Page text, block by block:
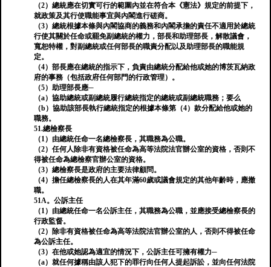
（2）總統應在切實可行的範圍內並在符合本《憲法》規定的前提下，
就政策及其行使職能事宜與內閣進行磋商。
（3）總統根據本條與內閣協商的義務和內閣承擔的責任不適用於總統
行使其關於任命或罷免副總統的權力，部長和助理部長，解散議會，
寬恕特權，對副總統或任何部長的職責分配以及助理部長的職能規
定。
（4）部長應在總統的指示下，負責由總統分配給他或她的博茨瓦納政
府的事務（包括政府任何部門的行政管理）。
（5）助理部長應─
（a）協助總統或副總統履行總統指定的總統或副總統職務；要么
（b）協助該部長執行總統指定的根據本條第（4）款分配給他或她的
職務。
51.總檢察長
（1）由總統任命一名總檢察長，其職務為公職。
（2）任何人除非有資格被任命為高等法院法官辦公室的資格，否則不
得被任命為總檢察官辦公室的資格。
（3）總檢察長是政府的主要法律顧問。
（4）擔任總檢察長的人在其年滿60歲或議會規定的其他年齡時，應撤
職。
51A。公訴主任
（1）由總統任命一名公訴主任，其職務為公職，並應接受總檢察長的
行政監督。
（2）除非有資格被任命為高等法院法官辦公室的人，否則不得被任命
為公訴主任。
（3）在他或她認為適宜的情況下，公訴主任可擁有權力─
（a）就任何據稱由該人犯下的罪行向任何人提起訴訟，並向任何法院